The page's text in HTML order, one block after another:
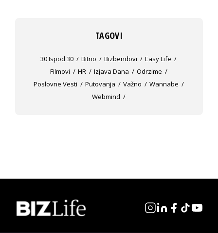
TAGOVI
30 Ispod 30 Bitno Bizbendovi
Easy Life
Filmovi
HR Izjava Dana
Odrzime
Poslovne Vesti
Putovanja Važno
Wannabe
Webmind